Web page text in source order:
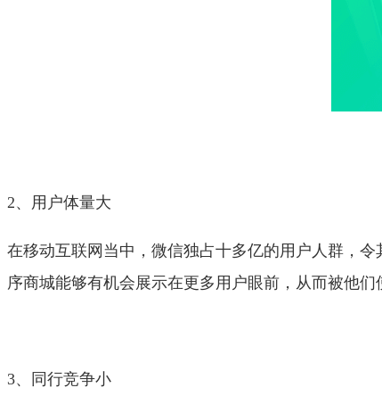
2、用户体量大
在移动互联网当中，微信独占十多亿的用户人群，
序商城能够有机会展示在更多用户眼前，从而被他
3、同行竞争小